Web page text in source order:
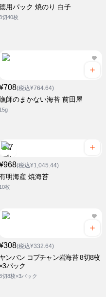
用パック 焼のり 白子
切40枚
(税込¥764.64)
師のまかない海苔 前田屋
15g
(税込¥1,045.44)
明海産 焼海苔
10枚
(税込¥332.64)
ヤンバン コプチャン岩海苔 8切8枚
×3パック
切8枚×3パック